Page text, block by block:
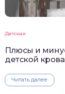
Детская
Плюсы и
детской
Читать далее